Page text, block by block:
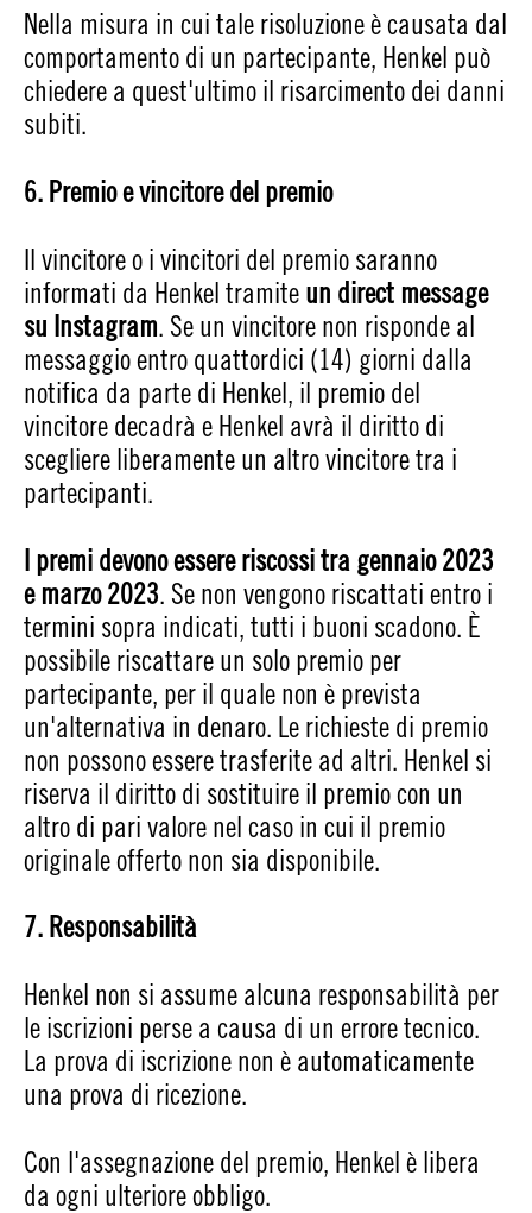
Nella misura in cui tale risoluzione è causata dal
comportamento di un partecipante, Henkel può
chiedere a quest'ultimo il risarcimento dei danni
subiti.
6. Premio e vincitore del premio
Il vincitore o i vincitori del premio saranno
informati da Henkel tramite un direct message
su Instagram. Se un vincitore non risponde al
messaggio entro quattordici (14) giorni dalla
notifica da parte di Henkel, il premio del
vincitore decadrà e Henkel avrà il diritto di
scegliere liberamente un altro vincitore tra i
partecipanti.
I premi devono essere riscossi tra gennaio 2023
e marzo 2023. Se non vengono riscattati entro i
termini sopra indicati, tutti i buoni scadono. È
possibile riscattare un solo premio per
partecipante, per il quale non è prevista
un'alternativa in denaro. Le richieste di premio
non possono essere trasferite ad altri. Henkel si
riserva il diritto di sostituire il premio con un
altro di pari valore nel caso in cui il premio
originale offerto non sia disponibile.
7. Responsabilità
Henkel non si assume alcuna responsabilità per
le iscrizioni perse a causa di un errore tecnico.
La prova di iscrizione non è automaticamente
una prova di ricezione.
Con l'assegnazione del premio, Henkel è libera
da ogni ulteriore obbligo.